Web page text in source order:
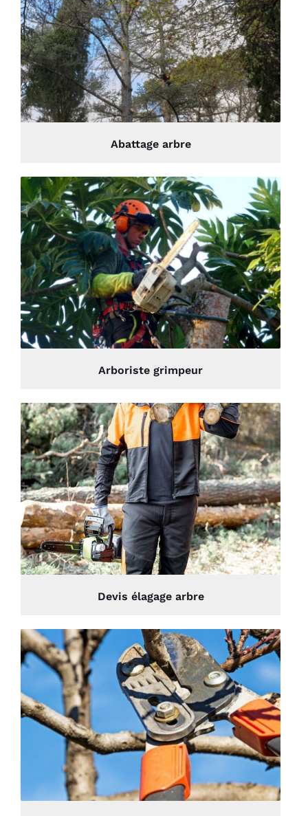
Abattage arbre
Arboriste grimpeur
Devis élagage arbre